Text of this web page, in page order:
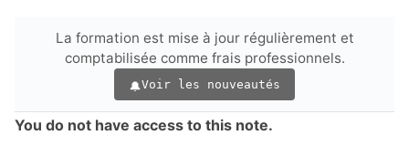
La formation est mise à jour régulièrement et
comptabilisée comme frais professionnels.
Voir les nouveautés
You do not have access to this note.